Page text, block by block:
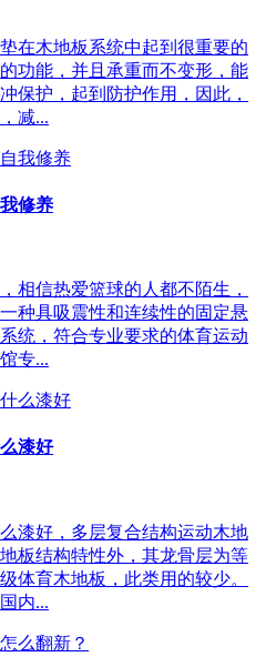
在木地板系统中起到很重要的
功能，并且承重而不变形，能
保护，起到防护作用，因此，
减...
修养
相信热爱篮球的人都不陌生，
种具吸震性和连续性的固定悬
统，符合专业要求的体育运动
专...
漆好
漆好，多层复合结构运动木地
板结构特性外，其龙骨层为等
体育木地板，此类用的较少。
内...